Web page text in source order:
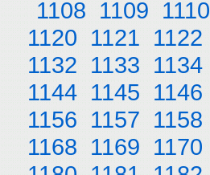
1108 1109 1110
1120 1121 1122
1132 1133 1134
1144 1145 1146
1156 1157 1158
1168 1169 1170